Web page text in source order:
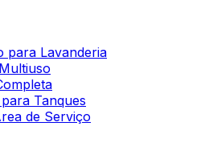
para Lavanderia
Tanques
de Serviço